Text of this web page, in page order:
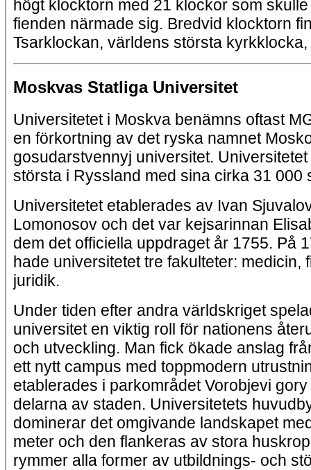
högt klocktorn med 21 klockor som
fienden närmade sig. Bredvid klocktorn
Tsarklockan, världens största
Moskvas Statliga Universitet
Universitetet i Moskva benämns oftast
en förkortning av det ryska namnet
gosudarstvennyj universitet.
största i Ryssland med sina cirka 31 000
Universitetet etablerades av Ivan
Lomonosov och det var kejsarinnan
dem det officiella uppdraget år 1755. På
hade universitetet tre fakulteter: medicin,
juridik.
Under tiden efter andra världskriget
universitet en viktig roll för nationens
och utveckling. Man fick ökade anslag
ett nytt campus med toppmodern
etablerades i parkområdet Vorobjevi
delarna av staden. Universitetets
dominerar det omgivande landskapet
meter och den flankeras av stora
rymmer alla former av utbildnings- och